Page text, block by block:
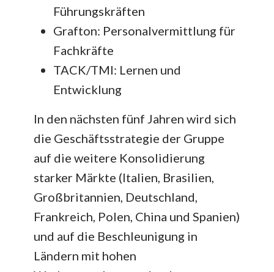
Führungskräften
Grafton: Personalvermittlung für
Fachkräfte
TACK/TMI: Lernen und
Entwicklung
In den nächsten fünf Jahren wird sich
die Geschäftsstrategie der Gruppe
auf die weitere Konsolidierung
starker Märkte (Italien, Brasilien,
Großbritannien, Deutschland,
Frankreich, Polen, China und Spanien)
und auf die Beschleunigung in
Ländern mit hohen